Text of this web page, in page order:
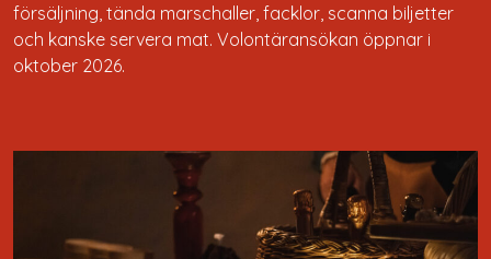
försäljning, tända marschaller, facklor, scanna biljetter
och kanske servera mat. Volontäransökan öppnar i
oktober 2026.